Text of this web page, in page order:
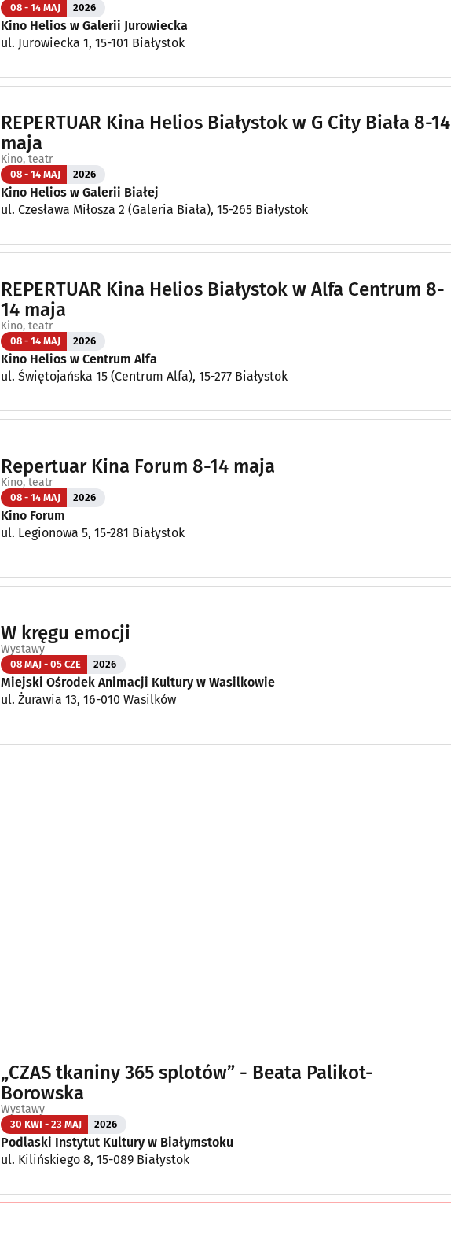
08 - 14 MAJ 2026
Kino Helios w Galerii Jurowiecka
ul. Jurowiecka 1, 15-101 Białystok
REPERTUAR Kina Helios Białystok w G City Biała 8-14
maja
Kino, teatr
08 - 14 MAJ 2026
Kino Helios w Galerii Białej
ul. Czesława Miłosza 2 (Galeria Biała), 15-265 Białystok
REPERTUAR Kina Helios Białystok w Alfa Centrum 8-
14 maja
Kino, teatr
08 - 14 MAJ 2026
Kino Helios w Centrum Alfa
ul. Świętojańska 15 (Centrum Alfa), 15-277 Białystok
Repertuar Kina Forum 8-14 maja
Kino, teatr
08 - 14 MAJ 2026
Kino Forum
ul. Legionowa 5, 15-281 Białystok
W kręgu emocji
Wystawy
08 MAJ - 05 CZE 2026
Miejski Ośrodek Animacji Kultury w Wasilkowie
ul. Żurawia 13, 16-010 Wasilków
„CZAS tkaniny 365 splotów” - Beata Palikot-
Borowska
Wystawy
30 KWI - 23 MAJ 2026
Podlaski Instytut Kultury w Białymstoku
ul. Kilińskiego 8, 15-089 Białystok